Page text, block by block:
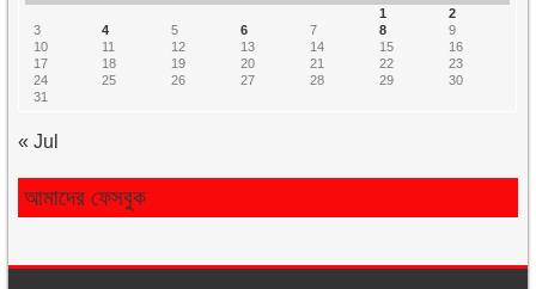
1
2
3
4 5 6 7 8
9
10
11 12 13 14 15
16
17
18 19 20 21 22
23
24
25 26 27 28 29
30
31
« Jul
আমাদের ফেসবুক